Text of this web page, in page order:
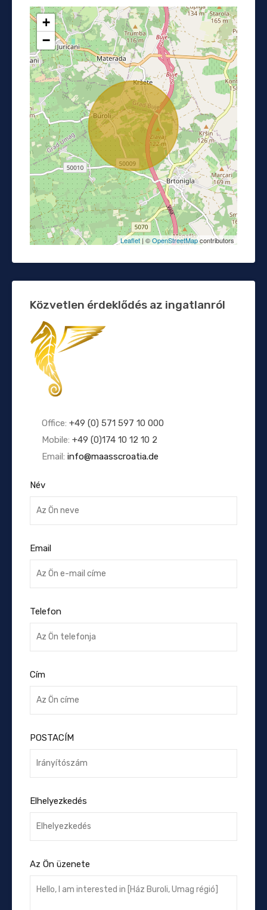
+
−
Leaflet | ©OpenStreetMapcontributors
Közvetlen érdeklődés az ingatlanról
Office: +49 (0) 571 597 10 000
Mobile: +49 (0)174 10 12 10 2
Email: info@maasscroatia.de
Név
Email
Telefon
Cím
POSTACÍM
Elhelyezkedés
Az Ön üzenete